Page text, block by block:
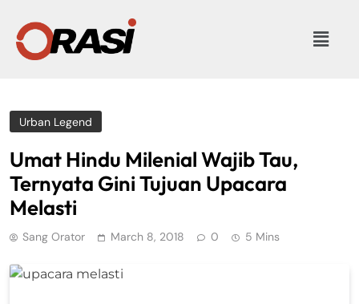
Urban Legend
Umat Hindu Milenial Wajib Tau,
Ternyata Gini Tujuan Upacara
Melasti
Sang Orator March 8, 2018 0 5 Mins